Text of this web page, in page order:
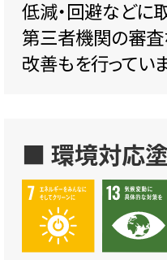
低減・回避などに
第三者機関の審査
改善もを行っていま
■ 環境対応